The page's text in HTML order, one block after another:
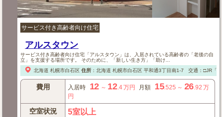
サービス付き高齢者向け住宅
アルスタウン
サービス付き高齢者向け住宅「アルスタウン」は、入居されている高齢者の「老後の自
立」を支援する場所です。 そのために、「新しい生き方」「助け...
北海道 札幌市白石区 住所： 北海道 札幌市白石区平和通3丁目南1-7 交通：□JR「
費用 入居時 12 ～ 12.4万円 月額 15.525 ～ 26 .92 万
円
空室状況 5室以上